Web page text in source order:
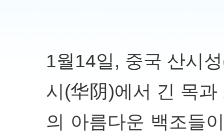
1월14일, 중국 산시
시(华阴)에서 긴 목
의 아름다운 백조들